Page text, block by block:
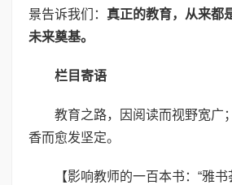
景告诉我们： 真正的教育，从来都
未来奠基。
栏目寄语
教育之路，因阅读而视野宽广
香而愈发坚定。
【影响教师的一百本书：“雅书